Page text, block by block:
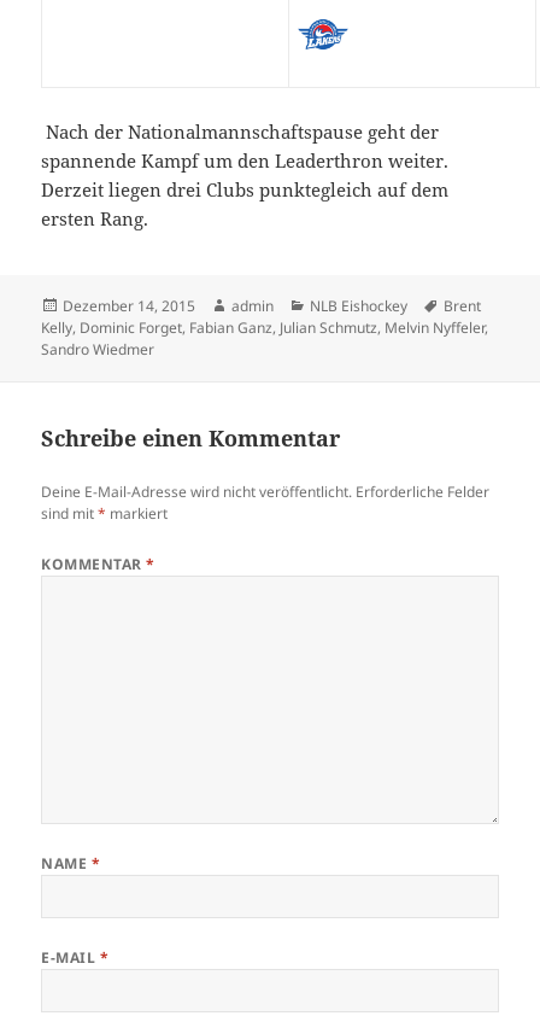
Nach der Nationalmannschaftspause geht der
spannende Kampf um den Leaderthron weiter.
Derzeit liegen drei Clubs punktegleich auf dem
ersten Rang.
Veröffentlicht
am
Dezember 14, 2015 Autor
admin Kategorien
NLB Eishockey Schlagwörter
Brent
Kelly, Dominic Forget, Fabian Ganz, Julian Schmutz, Melvin Nyffeler,
Sandro Wiedmer
Schreibe einen Kommentar
Deine E-Mail-Adresse wird nicht veröffentlicht. Erforderliche Felder
sind mit* markiert
KOMMENTAR*
NAME *
E-MAIL *